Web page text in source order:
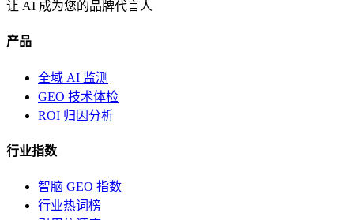
让 AI 成为您的品牌代言人
产品
全域 AI 监测
GEO 技术体检
ROI 归因分析
行业指数
智脑 GEO 指数
行业热词榜